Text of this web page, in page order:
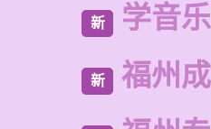
新 学音
新 福州